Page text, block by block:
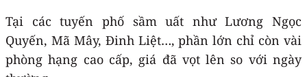
Tại các tuyến phố sầm uất như Lương Ngọc
Quyến, Mã Mây, Đinh Liệt…, phần lớn chỉ còn vài
phòng hạng cao cấp, giá đã vọt lên so với ngày